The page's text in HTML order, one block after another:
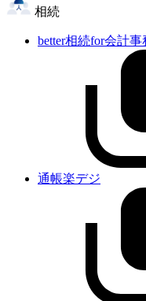
相続
better相続for会計事
通帳楽デジ